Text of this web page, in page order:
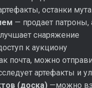
останки
— продает патроны,
снаряжение
к аукциону
почта, можно
артефакты и
(доска) —можно